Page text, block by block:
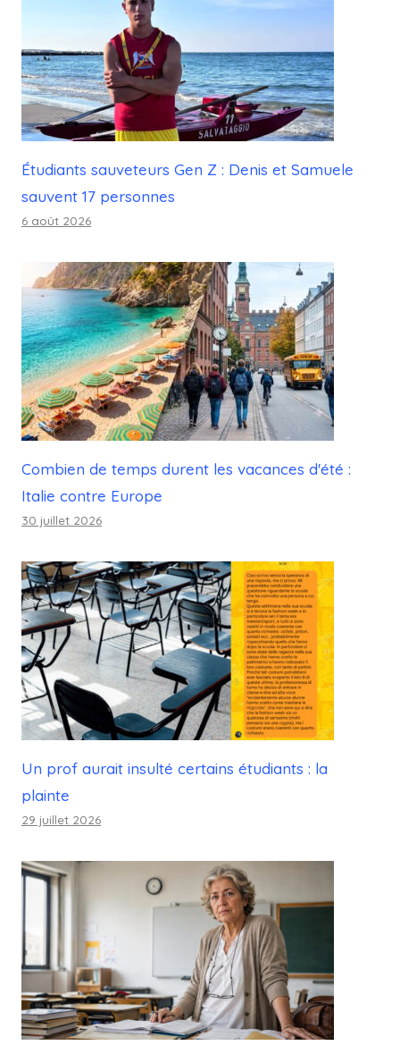
Étudiants sauveteurs Gen Z : Denis et Samuele
sauvent 17 personnes
6 août 2026
Combien de temps durent les vacances d'été :
Italie contre Europe
30 juillet 2026
Un prof aurait insulté certains étudiants : la
plainte
29 juillet 2026